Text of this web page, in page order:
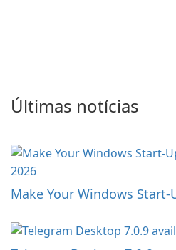
Últimas notícias
Make Your Windows Start-